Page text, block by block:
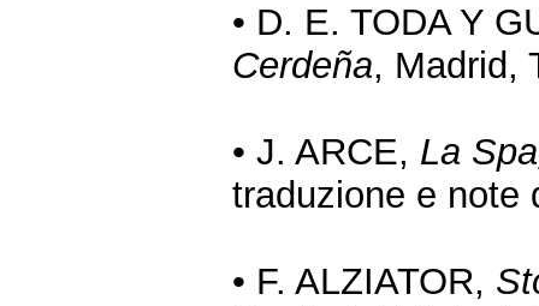
• D. E. TODA Y
Cerdeña, Madrid,
• J. ARCE, La
traduzione e note
• F. ALZIATOR,